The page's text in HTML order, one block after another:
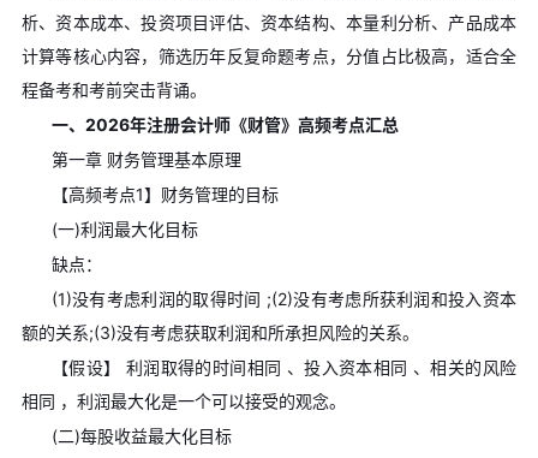
析、资本成本、投资项目评估、资本结构、本量利分析、产品成本
计算等核心内容，筛选历年反复命题考点，分值占比极高，适合全
程备考和考前突击背诵。
一、2026年注册会计师《财管》高频考点汇总
第一章 财务管理基本原理
【高频考点1】财务管理的目标
(一)利润最大化目标
缺点：
(1)没有考虑利润的取得时间 ;(2)没有考虑所获利润和投入资本
额的关系;(3)没有考虑获取利润和所承担风险的关系。
【假设】 利润取得的时间相同 、投入资本相同 、相关的风险
相同 ，利润最大化是一个可以接受的观念。
(二)每股收益最大化目标